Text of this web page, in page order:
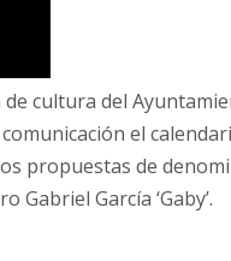
cultura del
el
propuestas de
García ‘Gaby’.